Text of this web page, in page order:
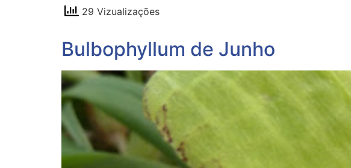
29 Vizualizações
Bulbophyllum de Junho